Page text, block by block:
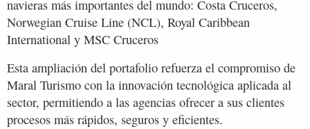
navieras más importantes del mundo: Costa Cruceros,
Norwegian Cruise Line (NCL), Royal Caribbean
International y MSC Cruceros
Esta ampliación del portafolio refuerza el compromiso de
Maral Turismo con la innovación tecnológica aplicada al
sector, permitiendo a las agencias ofrecer a sus clientes
procesos más rápidos, seguros y eficientes.